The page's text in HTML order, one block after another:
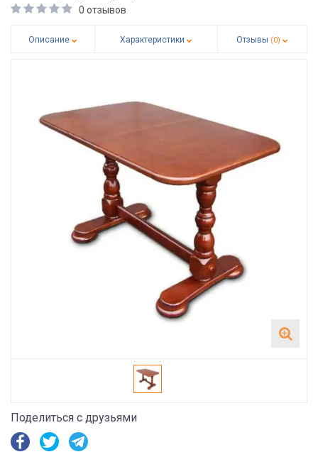
0 отзывов
Описание Характеристики Отзывы (0)
Поделиться с друзьями